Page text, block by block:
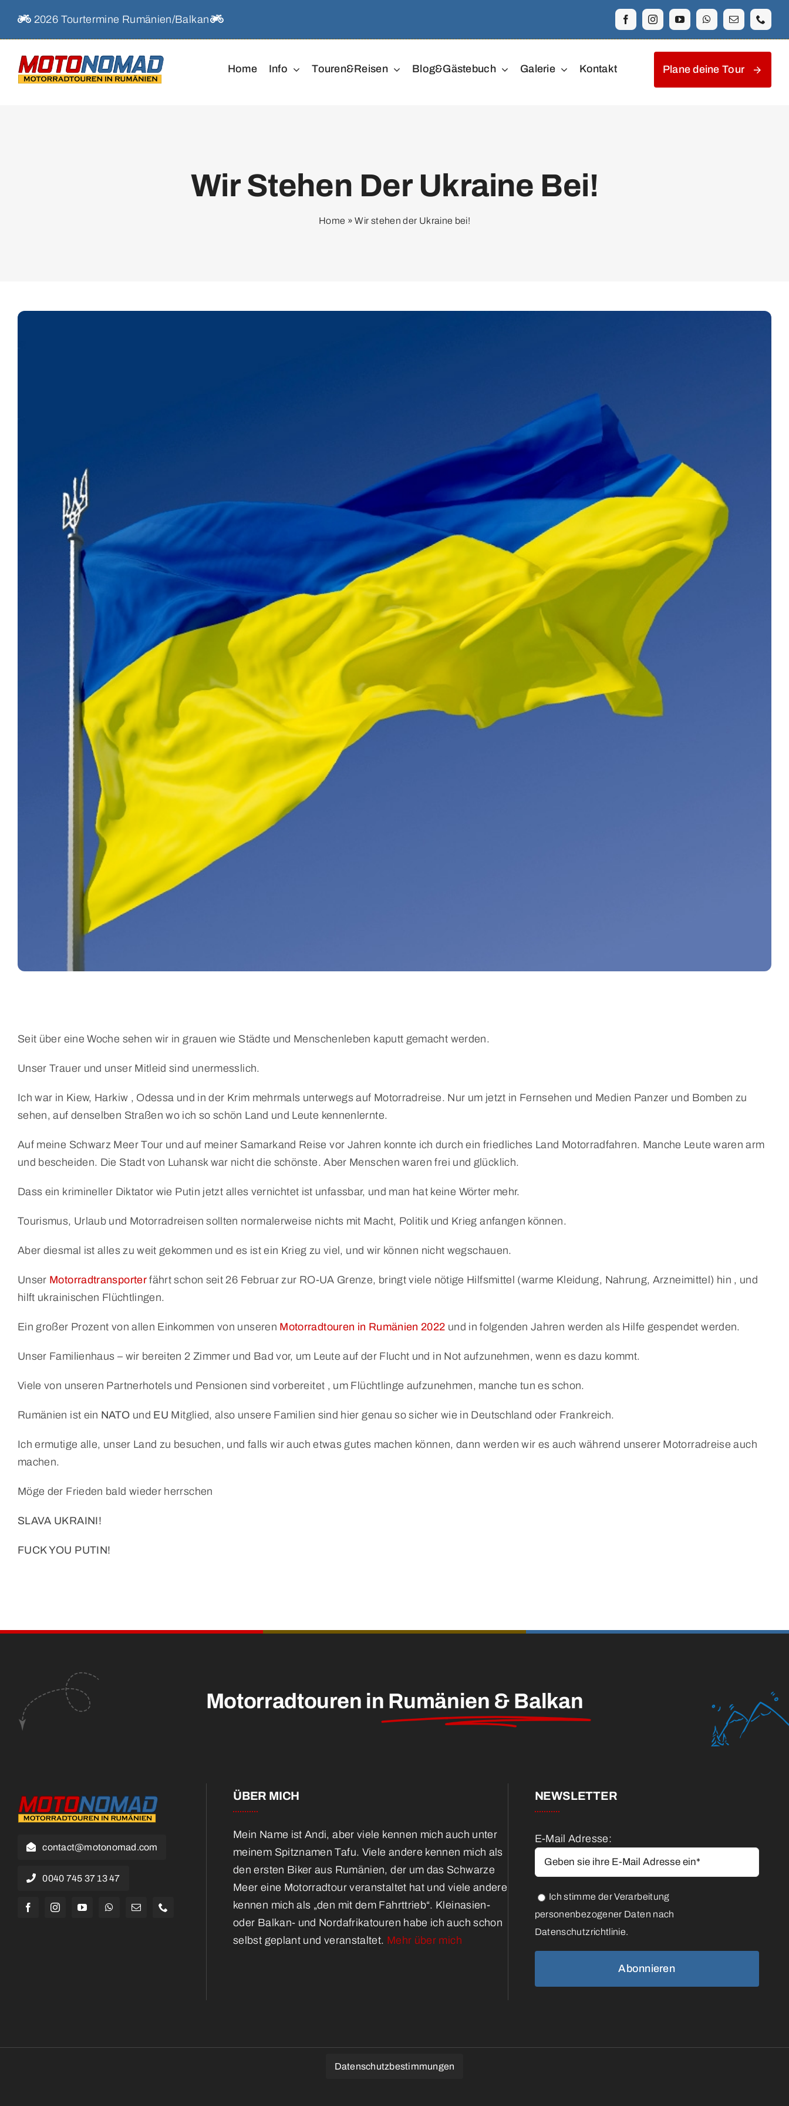
2026 Tourtermine Rumänien/Balkan
Home Info Touren&Reisen Blog&Gästebuch Galerie Kontakt Plane deine Tour
Wir Stehen Der Ukraine Bei!
Home »Wir stehen der Ukraine bei!
Seit über eine Woche sehen wir in grauen wie Städte und Menschenleben kaputt gemacht werden.
Unser Trauer und unser Mitleid sind unermesslich.
Ich war in Kiew, Harkiw , Odessa und in der Krim mehrmals unterwegs auf Motorradreise. Nur um jetzt in Fernsehen und Medien Panzer und Bomben zu
sehen, auf denselben Straßen wo ich so schön Land und Leute kennenlernte.
Auf meine Schwarz Meer Tour und auf meiner Samarkand Reise vor Jahren konnte ich durch ein friedliches Land Motorradfahren. Manche Leute waren arm
und bescheiden. Die Stadt von Luhansk war nicht die schönste. Aber Menschen waren frei und glücklich.
Dass ein krimineller Diktator wie Putin jetzt alles vernichtet ist unfassbar, und man hat keine Wörter mehr.
Tourismus, Urlaub und Motorradreisen sollten normalerweise nichts mit Macht, Politik und Krieg anfangen können.
Aber diesmal ist alles zu weit gekommen und es ist ein Krieg zu viel, und wir können nicht wegschauen.
Unser Motorradtransporterfährt schon seit 26 Februar zur RO-UA Grenze, bringt viele nötige Hilfsmittel (warme Kleidung, Nahrung, Arzneimittel) hin , und
hilft ukrainischen Flüchtlingen.
Ein großer Prozent von allen Einkommen von unseren Motorradtouren in Rumänien 2022 und in folgenden Jahren werden als Hilfe gespendet werden.
Unser Familienhaus – wir bereiten 2 Zimmer und Bad vor, um Leute auf der Flucht und in Not aufzunehmen, wenn es dazu kommt.
Viele von unseren Partnerhotels und Pensionen sind vorbereitet , um Flüchtlinge aufzunehmen, manche tun es schon.
Rumänien ist ein NATO und EU Mitglied, also unsere Familien sind hier genau so sicher wie in Deutschland oder Frankreich.
Ich ermutige alle, unser Land zu besuchen, und falls wir auch etwas gutes machen können, dann werden wir es auch während unserer Motorradreise auch
machen.
Möge der Frieden bald wieder herrschen
SLAVA UKRAINI!
FUCK YOU PUTIN!
Motorradtouren in Rumänien & Balkan
contact@motonomad.com
0040 745 37 13 47
ÜBER MICH
Mein Name ist Andi, aber viele kennen mich auch unter
meinem Spitznamen Tafu. Viele andere kennen mich als
den ersten Biker aus Rumänien, der um das Schwarze
Meer eine Motorradtour veranstaltet hat und viele andere
kennen mich als „den mit dem Fahrttrieb“. Kleinasien-
oder Balkan- und Nordafrikatouren habe ich auch schon
selbst geplant und veranstaltet. Mehr über mich
NEWSLETTER
E-Mail Adresse:
Ich stimme der Verarbeitung
personenbezogener Daten nach
Datenschutzrichtlinie.
Datenschutzbestimmungen